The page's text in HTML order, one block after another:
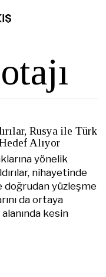
Rusya ile Türk
Alıyor
yönelik
nihayetinde
doğrudan yüzleşme
da ortaya
kesin